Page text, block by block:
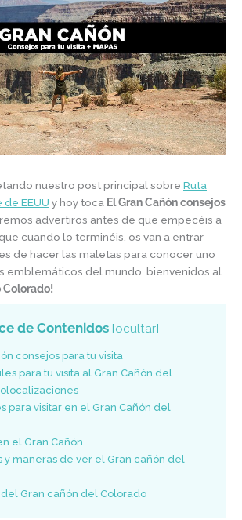
nuestro post principal sobre Ruta
EEUU y hoy toca El Gran Cañón consejos
advertiros antes de que empecéis a
cuando lo terminéis, os van a entrar
de hacer las maletas para conocer uno
emblemáticos del mundo, bienvenidos al
Colorado!
de Contenidos [ocultar]
consejos para tu visita
para tu visita al Gran Cañón del
para visitar en el Gran Cañón del
el Gran Cañón
y maneras de ver el Gran cañón del
Gran cañón del Colorado